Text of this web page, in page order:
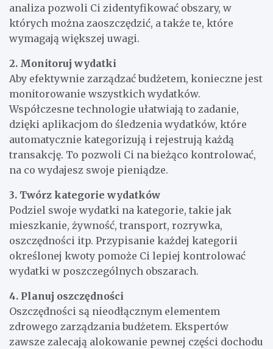
analiza pozwoli Ci zidentyfikować obszary, w
których można zaoszczędzić, a także te, które
wymagają większej uwagi.
2. Monitoruj wydatki
Aby efektywnie zarządzać budżetem, konieczne jest
monitorowanie wszystkich wydatków.
Współczesne technologie ułatwiają to zadanie,
dzięki aplikacjom do śledzenia wydatków, które
automatycznie kategorizują i rejestrują każdą
transakcję. To pozwoli Ci na bieżąco kontrolować,
na co wydajesz swoje pieniądze.
3. Twórz kategorie wydatków
Podziel swoje wydatki na kategorie, takie jak
mieszkanie, żywność, transport, rozrywka,
oszczędności itp. Przypisanie każdej kategorii
określonej kwoty pomoże Ci lepiej kontrolować
wydatki w poszczególnych obszarach.
4. Planuj oszczędności
Oszczędności są nieodłącznym elementem
zdrowego zarządzania budżetem. Ekspertów
zawsze zalecają alokowanie pewnej części dochodu